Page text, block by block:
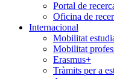
Portal de
Oficina de
Internacional
Mobilitat
Mobilitat
Erasmus+
Tràmits per a